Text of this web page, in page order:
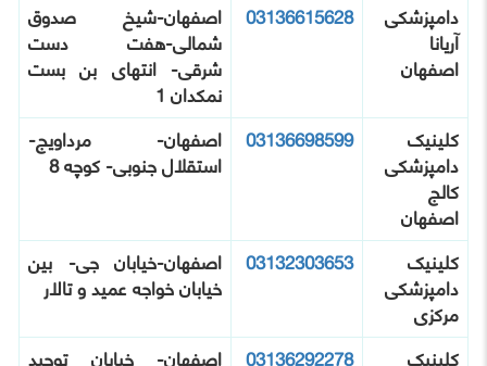
دامپزشکی
آریانا
اصفهان
03136615628 اصفهان-شیخ صدوق
شمالی-هفت دست
شرقی- انتهای بن بست
نمکدان 1
کلینیک
دامپزشکی
کالج
اصفهان
03136698599 اصفهان- مرداویج-
استقلال جنوبی- کوچه 8
کلینیک
دامپزشکی
مرکزی
03132303653 اصفهان-خیابان جی- بین
خیابان خواجه عمید و تالار